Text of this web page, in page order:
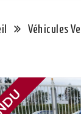
Véhicules